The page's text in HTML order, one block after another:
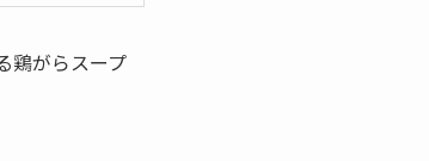
鶏がらスープ